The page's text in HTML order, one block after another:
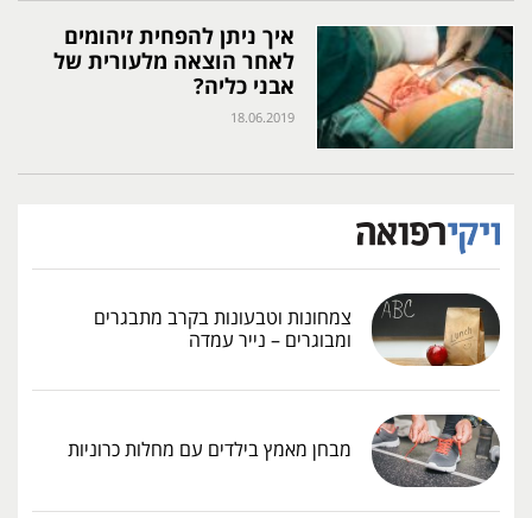
איך ניתן להפחית זיהומים
לאחר הוצאה מלעורית של
אבני כליה?
18.06.2019
צמחונות וטבעונות בקרב מתבגרים
ומבוגרים – נייר עמדה
מבחן מאמץ בילדים עם מחלות כרוניות